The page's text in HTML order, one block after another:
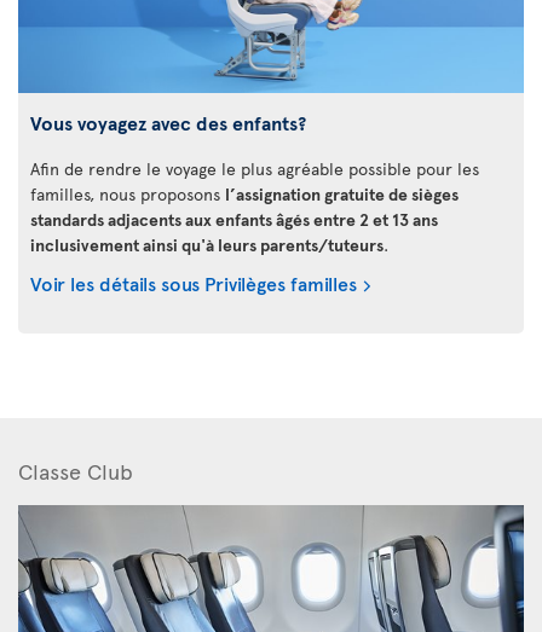
Vous voyagez avec des enfants?
Afin de rendre le voyage le plus agréable possible pour les
familles, nous proposons l’assignation gratuite de sièges
standards adjacents aux enfants âgés entre 2 et 13 ans
inclusivement ainsi qu'à leurs parents/tuteurs.
Voir les détails sous Privilèges familles
Classe Club